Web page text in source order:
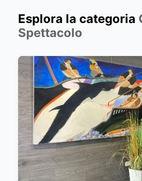
Esplora la categoria
Spettacolo